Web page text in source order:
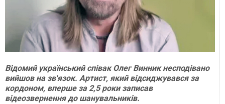
Відомий український співак Олег Винник несподівано
вийшов на зв'язок. Артист, який відсиджувався за
кордоном, вперше за 2,5 роки записав
відеозвернення до шанувальників.